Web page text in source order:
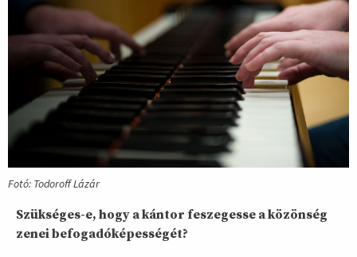
Fotó: Todoroff Lázár
Szükséges-e, hogy a kántor feszegesse a közönség
zenei befogadóképességét?